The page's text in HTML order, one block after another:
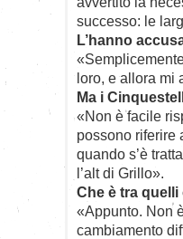
successo: le
L’hanno
loro, e allora mi
Ma i
«Non è facile
possono riferire
quando s’è
l’alt di Grillo».
Che è tra
«Appunto. Non
cambiamento